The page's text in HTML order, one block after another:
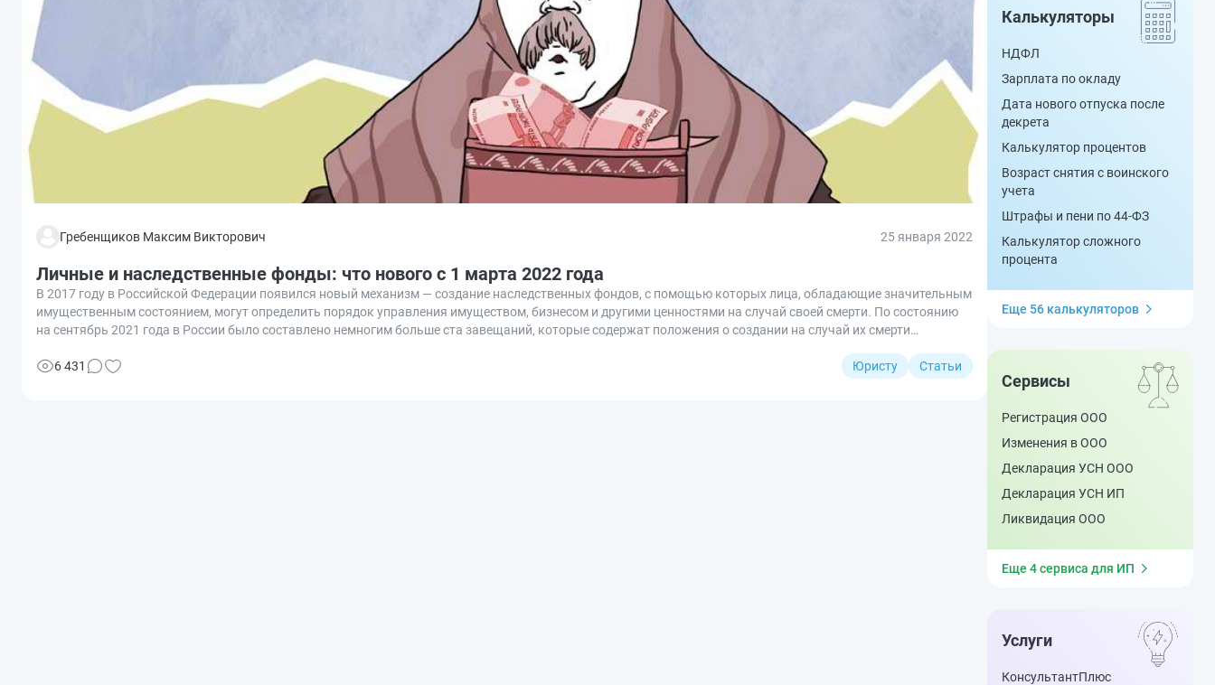
Гребенщиков Максим Викторович 25 января 2022
Личные и наследственные фонды: что нового с 1 марта 2022 года
В 2017 году в Российской Федерации появился новый механизм — создание наследственных фондов, с помощью которых лица, обладающие значительным
имущественным состоянием, могут определить порядок управления имуществом, бизнесом и другими ценностями на случай своей смерти. По состоянию
на сентябрь 2021 года в России было составлено немногим больше ста завещаний, которые содержат положения о создании на случай их смерти
Юристу
Статьи
6 431
Калькуляторы
НДФЛ
Зарплата по окладу
Дата нового отпуска после
декрета
Калькулятор процентов
Возраст снятия с воинского
учета
Штрафы и пени по 44-ФЗ
Калькулятор сложного
процента
Еще 56 калькуляторов
Сервисы
Регистрация ООО
Изменения в ООО
Декларация УСН ООО
Декларация УСН ИП
Ликвидация ООО
Еще 4 сервиса для ИП
Услуги
КонсультантПлюс